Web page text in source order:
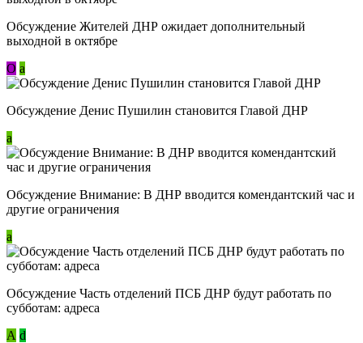
Обсуждение Жителей ДНР ожидает дополнительный
выходной в октябре
О a
Обсуждение Денис Пушилин становится Главой ДНР
a
Обсуждение Внимание: В ДНР вводится комендантский час и
другие ограничения
a
Обсуждение Часть отделений ПСБ ДНР будут работать по
субботам: адреса
А d